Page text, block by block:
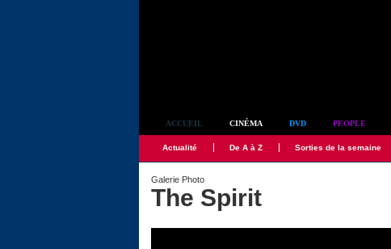
ACCUEIL CINÉMA DVD PEOPLE
Actualité De A à Z Sorties de la semaine
Galerie Photo
The Spirit